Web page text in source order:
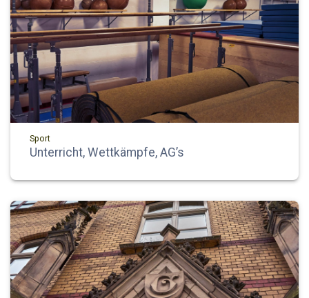
Sport
Unterricht, Wettkämpfe, AG’s